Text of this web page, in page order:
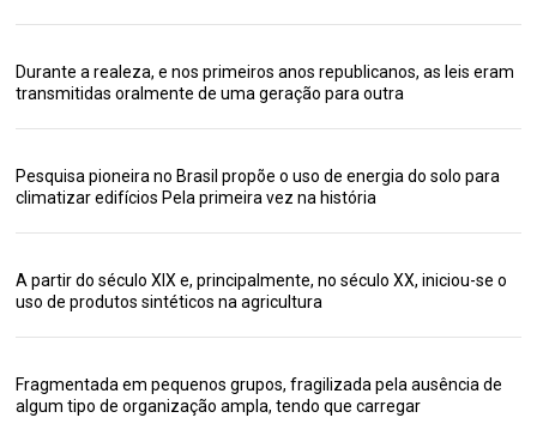
Durante a realeza, e nos primeiros anos republicanos, as leis eram
transmitidas oralmente de uma geração para outra
Pesquisa pioneira no Brasil propõe o uso de energia do solo para
climatizar edifícios Pela primeira vez na história
A partir do século XIX e, principalmente, no século XX, iniciou-se o
uso de produtos sintéticos na agricultura
Fragmentada em pequenos grupos, fragilizada pela ausência de
algum tipo de organização ampla, tendo que carregar